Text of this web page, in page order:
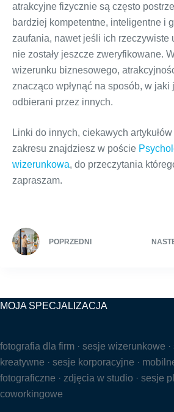
atrakcyjne fizycznie są często
bardziej kompetentne, inteligentne i
zaufania, nawet jeśli ich rzeczywiste
nie zostały jeszcze zweryfikowane.
wizerunku biznesowego,
znacząco wpłynąć na sposób, w jaki
odbierani przez innych.
Linki do innych, ciekawych
zakresu znajdziesz w poście
wizerunkowa, do przeczytania
zapraszam.
POPRZEDNI
MOJA SPECJALIZACJA
fotografia dla firm · sesje wizerunkowe ·
kreatywne · sesje korporacyjne ·
fotograficzne · zdjęcia w studio · sesje
coworkingowe